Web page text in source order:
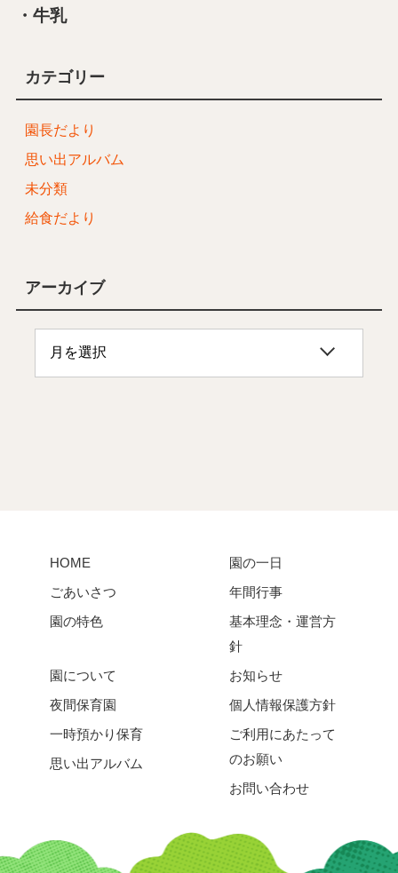
・牛乳
カテゴリー
園長だより
思い出アルバム
未分類
給食だより
アーカイブ
HOME
ごあいさつ
園の特色
園の一日
年間行事
基本理念・運営方
針
園について
夜間保育園
一時預かり保育
思い出アルバム
お知らせ
個人情報保護方針
ご利用にあたって
のお願い
お問い合わせ